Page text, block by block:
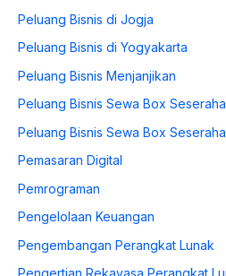
Peluang Bisnis di Jogja
Peluang Bisnis di Yogyakarta
Peluang Bisnis Menjanjikan
Peluang Bisnis Sewa Box
Peluang Bisnis Sewa Box
Pemasaran Digital
Pemrograman
Pengelolaan Keuangan
Pengembangan Perangkat Lunak